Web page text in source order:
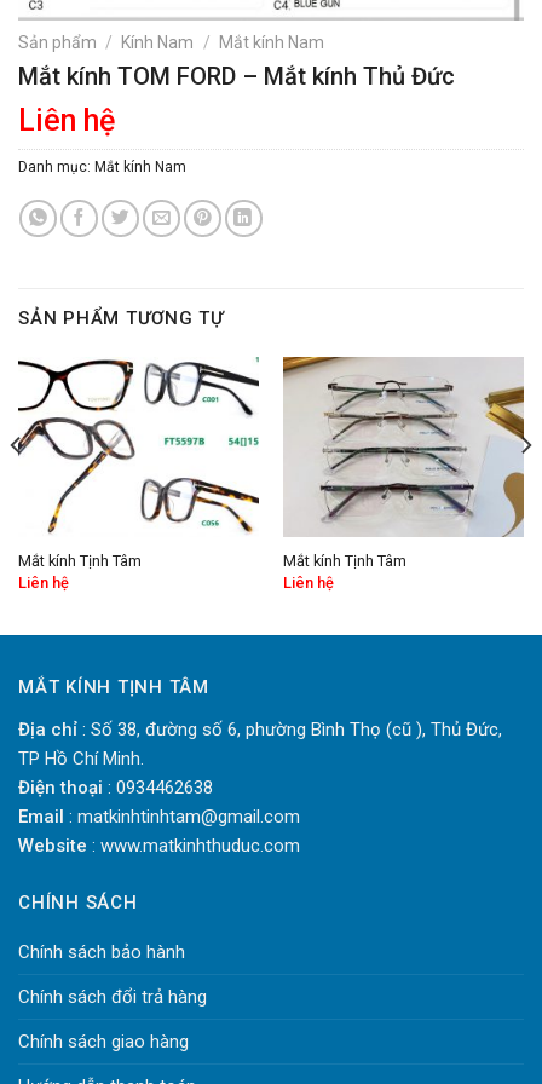
Sản phẩm / Kính Nam / Mắt kính Nam
Mắt kính TOM FORD – Mắt kính Thủ Đức
Liên hệ
Danh mục: Mắt kính Nam
SẢN PHẨM TƯƠNG TỰ
Mắt kính Tịnh Tâm
Liên hệ
Mắt kính Tịnh Tâm
Liên hệ
MẮT KÍNH TỊNH TÂM
Địa chỉ : Số 38, đường số 6, phường Bình Thọ (cũ ), Thủ Đức,
TP Hồ Chí Minh.
Điện thoại : 0934462638
Email : matkinhtinhtam@gmail.com
Website : www.matkinhthuduc.com
CHÍNH SÁCH
Chính sách bảo hành
Chính sách đổi trả hàng
Chính sách giao hàng